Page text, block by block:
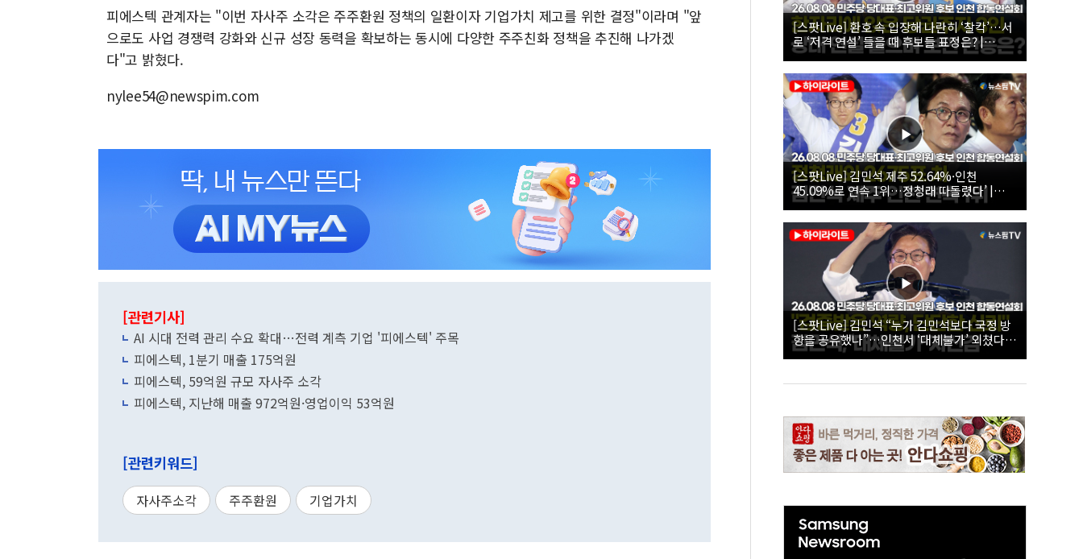
피에스텍 관계자는 "이번 자사주 소각은 주주환원 정책의 일환이자 기업가치 제고를 위한 결정"이라며 "앞
으로도 사업 경쟁력 강화와 신규 성장 동력을 확보하는 동시에 다양한 주주친화 정책을 추진해 나가겠
다"고 밝혔다.
nylee54@newspim.com
[관련기사]
AI 시대 전력 관리 수요 확대…전력 계측 기업 '피에스텍' 주목
피에스텍, 1분기 매출 175억원
피에스텍, 59억원 규모 자사주 소각
피에스텍, 지난해 매출 972억원·영업이익 53억원
[관련키워드]
자사주소각 주주환원 기업가치
[스팟Live] 환호 속 입장해 나란히 ‘찰칵’…서
로 ‘저격 연설’ 들을 때 후보들 표정은? |
26.08.08 더불어민주당 당대표·최고위원 후
보 인천 합동연설회
[스팟Live] 김민석 제주 52.64%·인천
45.09%로 연속 1위…정청래 따돌렸다’ |
26.08.08 더불어민주당 당대표·최고위원 후
보 인천 합동연설회
[스팟Live] 김민석 “누가 김민석보다 국정 방
향을 공유했나”…인천서 ‘대체불가’ 외쳤다 |
26.08.08 더불어민주당 당대표·최고위원 후